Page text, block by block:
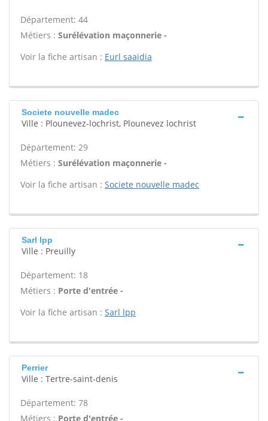
Département: 44
Métiers : Surélévation maçonnerie -
Voir la fiche artisan : Eurl saaidia
Societe nouvelle madec
Ville : Plounevez-lochrist, Plounevez lochrist
Département: 29
Métiers : Surélévation maçonnerie -
Voir la fiche artisan : Societe nouvelle madec
Sarl lpp
Ville : Preuilly
Département: 18
Métiers : Porte d'entrée -
Voir la fiche artisan : Sarl lpp
Perrier
Ville : Tertre-saint-denis
Département: 78
Métiers : Porte d'entrée -